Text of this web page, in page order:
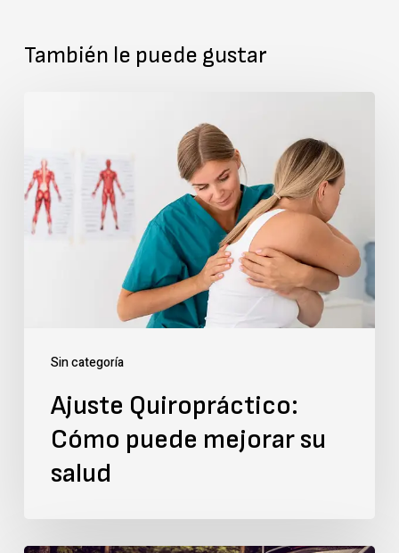
También le puede gustar
Sin categoría
Cómo
puede
mejorar
Ajuste Quiropráctico:
Cómo puede mejorar su
salud